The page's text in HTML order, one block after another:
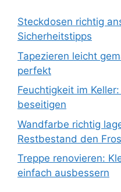
Steckdosen richtig
Sicherheitstipps
Tapezieren leicht
perfekt
Feuchtigkeit im
beseitigen
Wandfarbe richtig
Restbestand den
Treppe renovieren:
einfach ausbessern